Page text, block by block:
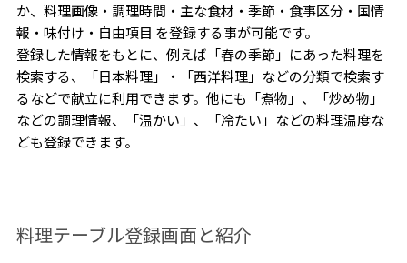
か、料理画像・調理時間・主な食材・季節・食事区分・国情
報・味付け・自由項目 を登録する事が可能です。
登録した情報をもとに、例えば「春の季節」にあった料理を
検索する、「日本料理」・「西洋料理」などの分類で検索す
るなどで献立に利用できます。他にも「煮物」、「炒め物」
などの調理情報、「温かい」、「冷たい」などの料理温度な
ども登録できます。
料理テーブル登録画面と紹介